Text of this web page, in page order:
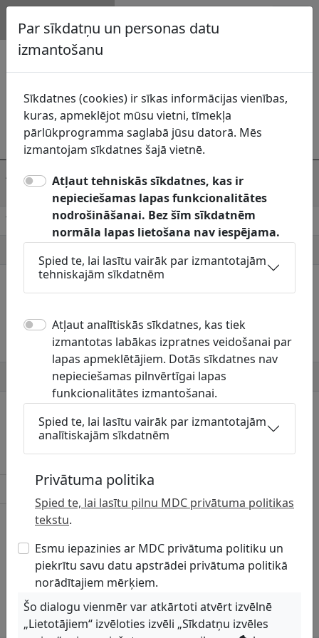
Topogrāfija.lv
Vestienas pagasta pārvalde
struktūrvienība
Komunikāciju
uzturētājs
Vestienas pagasta pārvalde
Adrese
"Vestienas muiža", Vestiena, Vestienas
pag., Madonas novads, LV-4855
Telefons
27817240
Pieņemšanas
laiki
Jāskaņo Topogrāfiskais plāns:
Apgaismes kabeļi, lietus kanalizācija un
atrodas tīkli. Jāsniedz plāns PDF un
DGN/DWG formātā!
Mājaslapa
http://www.vestiena.lv
Ar uzņēmumu skaņojamās komunikāciju
grupas
Lietusūdens kanalizācija
Sakaru tīkli
Par sīkdatņu un personas datu
izmantošanu
Sīkdatnes (cookies) ir sīkas informācijas vienības,
kuras, apmeklējot mūsu vietni, tīmekļa
pārlūkprogramma saglabā jūsu datorā. Mēs
izmantojam sīkdatnes šajā vietnē.
Atļaut tehniskās sīkdatnes, kas ir
nepieciešamas lapas funkcionalitātes
nodrošināšanai. Bez šīm sīkdatnēm
normāla lapas lietošana nav iespējama.
Spied te, lai lasītu vairāk par izmantotajām
tehniskajām sīkdatnēm
Atļaut analītiskās sīkdatnes, kas tiek
izmantotas labākas izpratnes veidošanai par
lapas apmeklētājiem. Dotās sīkdatnes nav
nepieciešamas pilnvērtīgai lapas
funkcionalitātes izmantošanai.
Spied te, lai lasītu vairāk par izmantotajām
analītiskajām sīkdatnēm
Privātuma politika
Spied te, lai lasītu pilnu MDC privātuma politikas
tekstu.
Esmu iepazinies ar MDC privātuma politiku un
piekrītu savu datu apstrādei privātuma politikā
norādītajiem mērķiem.
Šo dialogu vienmēr var atkārtoti atvērt izvēlnē
„Lietotājiem“ izvēloties izvēli „Sīkdatņu izvēles